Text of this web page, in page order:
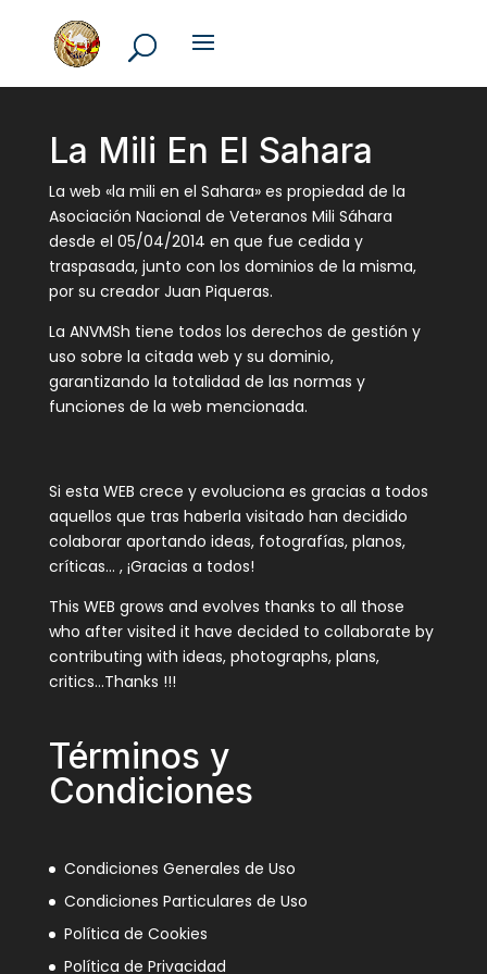
La Mili En El Sahara
La web «la mili en el Sahara» es propiedad de la
Asociación Nacional de Veteranos Mili Sáhara
desde el 05/04/2014 en que fue cedida y
traspasada, junto con los dominios de la misma,
por su creador Juan Piqueras.
La ANVMSh tiene todos los derechos de gestión y
uso sobre la citada web y su dominio,
garantizando la totalidad de las normas y
funciones de la web mencionada.
Si esta WEB crece y evoluciona es gracias a todos
aquellos que tras haberla visitado han decidido
colaborar aportando ideas, fotografías, planos,
críticas… , ¡Gracias a todos!
This WEB grows and evolves thanks to all those
who after visited it have decided to collaborate by
contributing with ideas, photographs, plans,
critics…Thanks !!!
Términos y
Condiciones
Condiciones Generales de Uso
Condiciones Particulares de Uso
Política de Cookies
Política de Privacidad